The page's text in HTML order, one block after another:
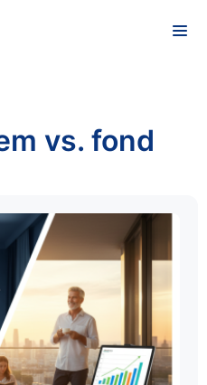
vs. fond